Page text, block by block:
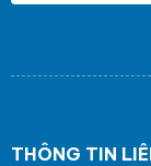
THÔNG TIN